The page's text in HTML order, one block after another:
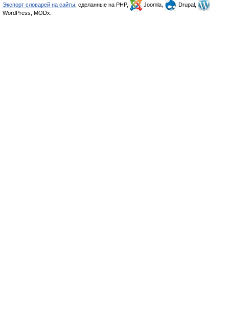
Экспорт словарей на сайты , сделанные на PHP, Joomla,
Drupal,
WordPress, MODx.